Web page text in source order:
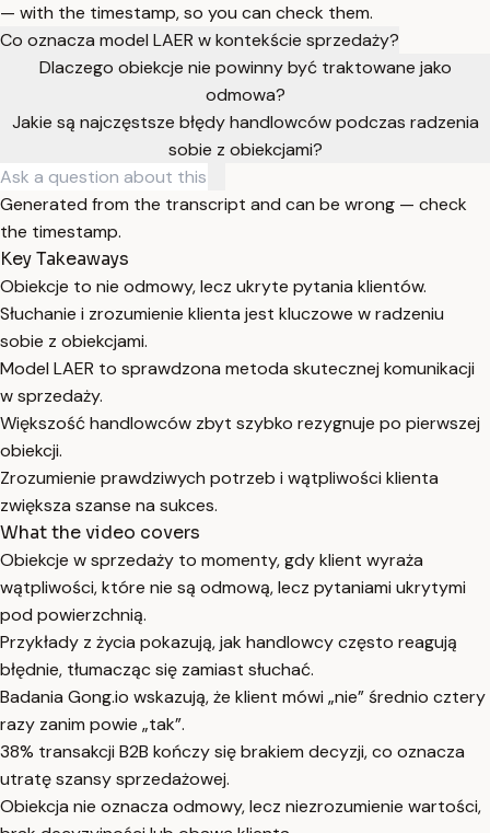
— with the timestamp, so you can check them.
Co oznacza model LAER w kontekście sprzedaży?
Dlaczego obiekcje nie powinny być traktowane jako
odmowa?
Jakie są najczęstsze błędy handlowców podczas radzenia
sobie z obiekcjami?
Generated from the transcript and can be wrong — check
the timestamp.
Key Takeaways
Obiekcje to nie odmowy, lecz ukryte pytania klientów.
Słuchanie i zrozumienie klienta jest kluczowe w radzeniu
sobie z obiekcjami.
Model LAER to sprawdzona metoda skutecznej komunikacji
w sprzedaży.
Większość handlowców zbyt szybko rezygnuje po pierwszej
obiekcji.
Zrozumienie prawdziwych potrzeb i wątpliwości klienta
zwiększa szanse na sukces.
What the video covers
Obiekcje w sprzedaży to momenty, gdy klient wyraża
wątpliwości, które nie są odmową, lecz pytaniami ukrytymi
pod powierzchnią.
Przykłady z życia pokazują, jak handlowcy często reagują
błędnie, tłumacząc się zamiast słuchać.
Badania Gong.io wskazują, że klient mówi „nie” średnio cztery
razy zanim powie „tak”.
38% transakcji B2B kończy się brakiem decyzji, co oznacza
utratę szansy sprzedażowej.
Obiekcja nie oznacza odmowy, lecz niezrozumienie wartości,